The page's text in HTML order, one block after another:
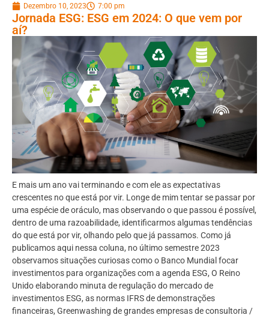
Dezembro 10, 2023 7:00 pm
Jornada ESG: ESG em 2024: O que vem por
aí?
E mais um ano vai terminando e com ele as expectativas
crescentes no que está por vir. Longe de mim tentar se passar por
uma espécie de oráculo, mas observando o que passou é possível,
dentro de uma razoabilidade, identificarmos algumas tendências
do que está por vir, olhando pelo que já passamos. Como já
publicamos aqui nessa coluna, no último semestre 2023
observamos situações curiosas como o Banco Mundial focar
investimentos para organizações com a agenda ESG, O Reino
Unido elaborando minuta de regulação do mercado de
investimentos ESG, as normas IFRS de demonstrações
financeiras, Greenwashing de grandes empresas de consultoria /